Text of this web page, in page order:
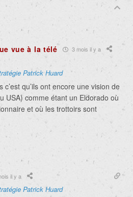
vue à la télé 3 mois il y a
Patrick Huard
c’est qu’ils ont encore une vision de
USA) comme étant un Eldorado où
et où les trottoirs sont
il y a
Patrick Huard